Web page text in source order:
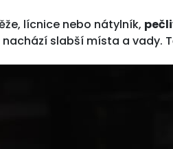
lícnice nebo nátylník,
slabší místa a vady.